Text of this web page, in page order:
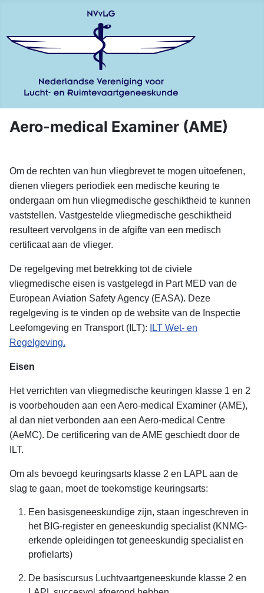
Aero-medical Examiner (AME)
Om de rechten van hun vliegbrevet te mogen uitoefenen,
dienen vliegers periodiek een medische keuring te
ondergaan om hun vliegmedische geschiktheid te kunnen
vaststellen. Vastgestelde vliegmedische geschiktheid
resulteert vervolgens in de afgifte van een medisch
certificaat aan de vlieger.
De regelgeving met betrekking tot de civiele
vliegmedische eisen is vastgelegd in Part MED van de
European Aviation Safety Agency (EASA). Deze
regelgeving is te vinden op de website van de Inspectie
Leefomgeving en Transport (ILT):
ILT Wet- en
Regelgeving.
Eisen
Het verrichten van vliegmedische keuringen klasse 1 en 2
is voorbehouden aan een Aero-medical Examiner (AME),
al dan niet verbonden aan een Aero-medical Centre
(AeMC). De certificering van de AME geschiedt door de
ILT.
Om als bevoegd keuringsarts klasse 2 en LAPL aan de
slag te gaan, moet de toekomstige keuringsarts:
Een basisgeneeskundige zijn, staan ingeschreven in
het BIG-register en geneeskundig specialist (KNMG-
erkende opleidingen tot geneeskundig specialist en
profielarts)
De basiscursus Luchtvaartgeneeskunde klasse 2 en